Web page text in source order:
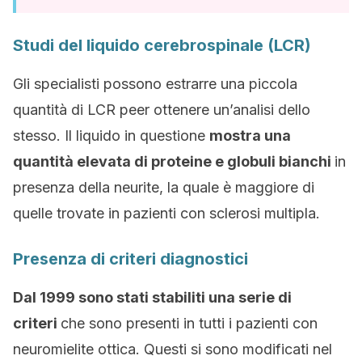
Studi del liquido cerebrospinale (LCR)
Gli specialisti possono estrarre una piccola
quantità di LCR peer ottenere un’analisi dello
stesso. Il liquido in questione mostra una
quantità elevata di proteine e globuli bianchi in
presenza della neurite, la quale è maggiore di
quelle trovate in pazienti con sclerosi multipla.
Presenza di criteri diagnostici
Dal 1999 sono stati stabiliti una serie di
criteri che sono presenti in tutti i pazienti con
neuromielite ottica. Questi si sono modificati nel